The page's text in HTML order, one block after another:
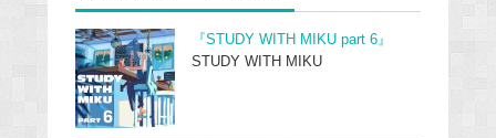
『STUDY WITH MIKU part 6』
STUDY WITH MIKU